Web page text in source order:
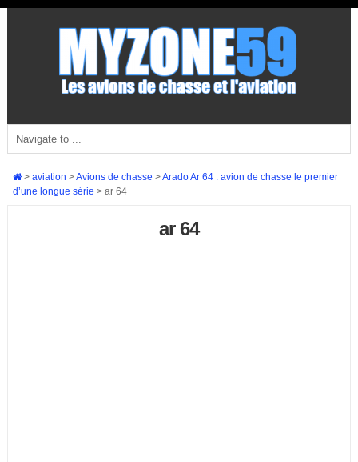
> aviation >Avions de chasse >Arado Ar 64 : avion de chasse le premier
d’une longue série > ar 64
ar 64